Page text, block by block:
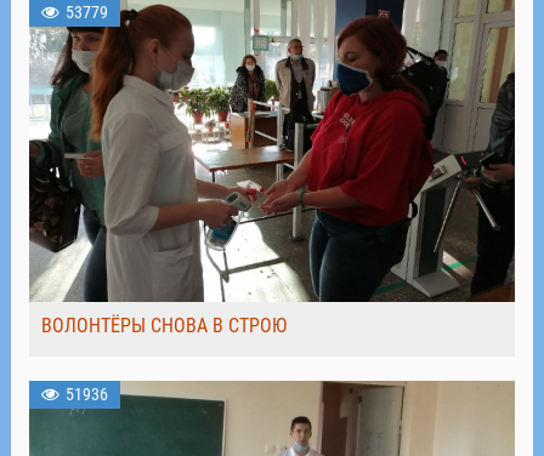
53779
ВОЛОНТЁРЫ СНОВА В СТРОЮ
51936